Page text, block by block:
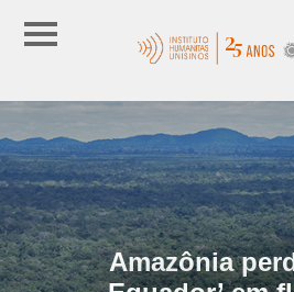
Amazônia